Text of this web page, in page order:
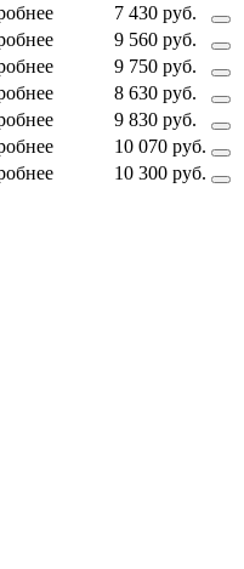
7 430 руб.
9 560 руб.
9 750 руб.
8 630 руб.
9 830 руб.
10 070 руб.
10 300 руб.